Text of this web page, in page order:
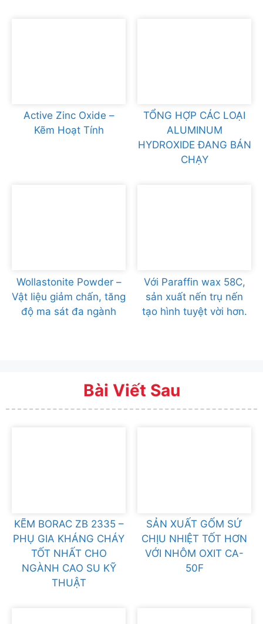
Active Zinc Oxide –
Kẽm Hoạt Tính
TỔNG HỢP CÁC LOẠI
ALUMINUM
HYDROXIDE ĐANG BÁN
CHẠY
Wollastonite Powder –
Vật liệu giảm chấn, tăng
độ ma sát đa ngành
Với Paraffin wax 58C,
sản xuất nến trụ nến
tạo hình tuyệt vời hơn.
Bài Viết Sau
KẼM BORAC ZB 2335 –
PHỤ GIA KHÁNG CHÁY
TỐT NHẤT CHO
NGÀNH CAO SU KỸ
THUẬT
SẢN XUẤT GỐM SỨ
CHỊU NHIỆT TỐT HƠN
VỚI NHÔM OXIT CA-
50F